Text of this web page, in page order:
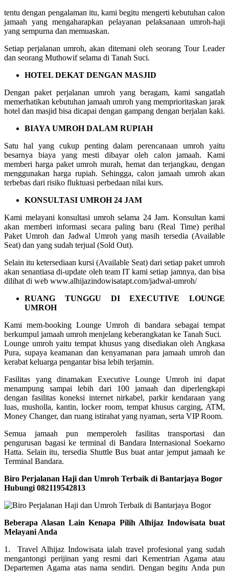
tentu dengan pengalaman itu, kami begitu mengerti kebutuhan calon
jamaah yang mengaharapkan pelayanan pelaksanaan umroh-haji
yang sempurna dan memuaskan.
Setiap perjalanan umroh, akan ditemani oleh seorang Tour Leader
dan seorang Muthowif selama di Tanah Suci.
HOTEL DEKAT DENGAN MASJID
Dengan paket perjalanan umroh yang beragam, kami sangatlah
memerhatikan kebutuhan jamaah umroh yang memprioritaskan jarak
hotel dan masjid bisa dicapai dengan gampang dengan berjalan kaki.
BIAYA UMROH DALAM RUPIAH
Satu hal yang cukup penting dalam perencanaan umroh yaitu
besarnya biaya yang mesti dibayar oleh calon jamaah. Kami
memberi harga paket umroh murah, hemat dan terjangkau, dengan
menggunakan harga rupiah. Sehingga, calon jamaah umroh akan
terbebas dari risiko fluktuasi perbedaan nilai kurs.
KONSULTASI UMROH 24 JAM
Kami melayani konsultasi umroh selama 24 Jam. Konsultan kami
akan memberi informasi secara paling baru (Real Time) perihal
Paket Umroh dan Jadwal Umroh yang masih tersedia (Available
Seat) dan yang sudah terjual (Sold Out).
Selain itu ketersediaan kursi (Available Seat) dari setiap paket umroh
akan senantiasa di-update oleh team IT kami setiap jamnya, dan bisa
dilihat di web www.alhijazindowisatapt.com/jadwal-umroh/
RUANG TUNGGU DI EXECUTIVE LOUNGE
UMROH
Kami mem-booking Lounge Umroh di bandara sebagai tempat
berkumpul jamaah umroh menjelang keberangkatan ke Tanah Suci.
Lounge umroh yaitu tempat khusus yang disediakan oleh Angkasa
Pura, supaya keamanan dan kenyamanan para jamaah umroh dan
kerabat keluarga pengantar bisa lebih terjamin.
Fasilitas yang dinamakan Executive Lounge Umroh ini dapat
menampung sampai lebih dari 100 jamaah dan diperlengkapi
dengan fasilitas koneksi internet nirkabel, parkir kendaraan yang
luas, musholla, kantin, locker room, tempat khusus carging, ATM,
Money Changer, dan ruang istirahat yang nyaman, serta VIP Room.
Semua jamaah pun memperoleh fasilitas transportasi dan
pengurusan bagasi ke terminal di Bandara Internasional Soekarno
Hatta. Selain itu, tersedia Shuttle Bus buat antar jemput jamaah ke
Terminal Bandara.
Biro Perjalanan Haji dan Umroh Terbaik di Bantarjaya Bogor
Hubungi 082119542813
Beberapa Alasan Lain Kenapa Pilih Alhijaz Indowisata buat
Melayani Anda
1. Travel Alhijaz Indowisata ialah travel profesional yang sudah
mengantongi perijinan yang resmi dari Kementrian Agama atau
Departemen Agama atas nama sendiri. Dengan begitu Anda pun